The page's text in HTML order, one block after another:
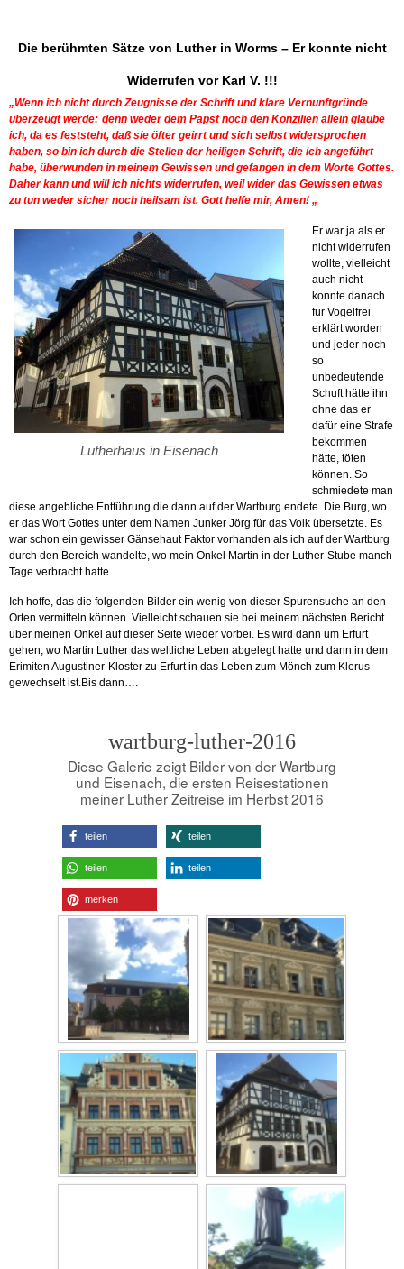
Die berühmten Sätze von Luther in Worms – Er konnte nicht
Widerrufen vor Karl V. !!!
„Wenn ich nicht durch Zeugnisse der Schrift und klare Vernunftgründe
überzeugt werde; denn weder dem Papst noch den Konzilien allein glaube
ich, da es feststeht, daß sie öfter geirrt und sich selbst widersprochen
haben, so bin ich durch die Stellen der heiligen Schrift, die ich angeführt
habe, überwunden in meinem Gewissen und gefangen in dem Worte Gottes.
Daher kann und will ich nichts widerrufen, weil wider das Gewissen etwas
zu tun weder sicher noch heilsam ist. Gott helfe mir, Amen! „
Lutherhaus in Eisenach
Er war ja als er
nicht widerrufen
wollte, vielleicht
auch nicht
konnte danach
für Vogelfrei
erklärt worden
und jeder noch
so
unbedeutende
Schuft hätte ihn
ohne das er
dafür eine Strafe
bekommen
hätte, töten
können. So
schmiedete man
diese angebliche Entführung die dann auf der Wartburg endete. Die Burg, wo
er das Wort Gottes unter dem Namen Junker Jörg für das Volk übersetzte. Es
war schon ein gewisser Gänsehaut Faktor vorhanden als ich auf der Wartburg
durch den Bereich wandelte, wo mein Onkel Martin in der Luther-Stube manch
Tage verbracht hatte.
Ich hoffe, das die folgenden Bilder ein wenig von dieser Spurensuche an den
Orten vermitteln können. Vielleicht schauen sie bei meinem nächsten Bericht
über meinen Onkel auf dieser Seite wieder vorbei. Es wird dann um Erfurt
gehen, wo Martin Luther das weltliche Leben abgelegt hatte und dann in dem
Erimiten Augustiner-Kloster zu Erfurt in das Leben zum Mönch zum Klerus
gewechselt ist.Bis dann….
wartburg-luther-2016
Diese Galerie zeigt Bilder von der Wartburg
und Eisenach, die ersten Reisestationen
meiner Luther Zeitreise im Herbst 2016
teilen teilen
teilen teilen
merken